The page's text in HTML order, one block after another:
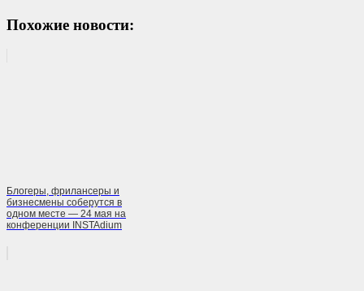
Похожие новости:
Блогеры, фрилансеры и
бизнесмены соберутся в
одном месте — 24 мая на
конференции INSTAdium